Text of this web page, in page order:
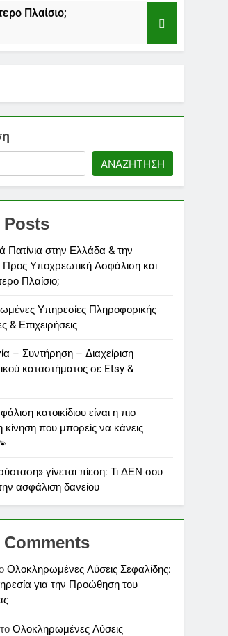
Πλαίσιο;
ΑΝΑΖΉΤΗΣΗ
Posts
Πατίνια στην Ελλάδα & την
Υποχρεωτική Ασφάλιση και
Πλαίσιο;
Υπηρεσίες Πληροφορικής
& Επιχειρήσεις
– Συντήρηση – Διαχείριση
καταστήματος σε Etsy &
κατοικίδιου είναι η πιο
κίνηση που μπορείς να κάνεις
γίνεται πίεση: Τι ΔΕΝ σου
ασφάλιση δανείου
Comments
Ολοκληρωμένες Λύσεις Σεφαλίδης:
για την Προώθηση του
Ολοκληρωμένες Λύσεις